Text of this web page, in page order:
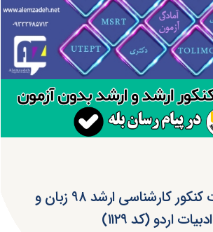
دانلود سوالات کنکور کارشناسی ارشد ۹۸ زبان و
ادبیات اردو (کد ۱۱۲۹)